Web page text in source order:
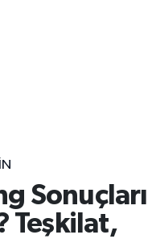
Sonuçları
Teşkilat,